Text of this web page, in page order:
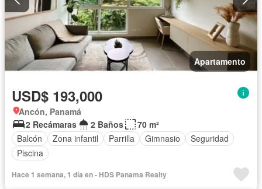
Apartamento
USD$ 193,000
Ancón, Panamá
2 Recámaras
2 Baños
70 m²
Balcón
Zona infantil Parrilla Gimnasio
Seguridad
Piscina
Hace 1 semana, 1 día en - HDS Panama Realty